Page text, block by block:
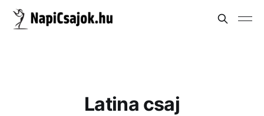
Latina csaj